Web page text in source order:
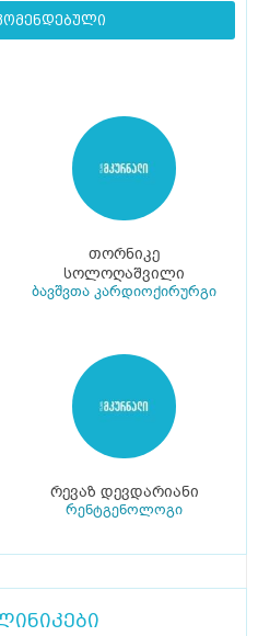
თორნიკე
სოლოღაშვილი
ბავშვთა კარდიოქირურგი
რევაზ დევდარიანი
რენტგენოლოგი